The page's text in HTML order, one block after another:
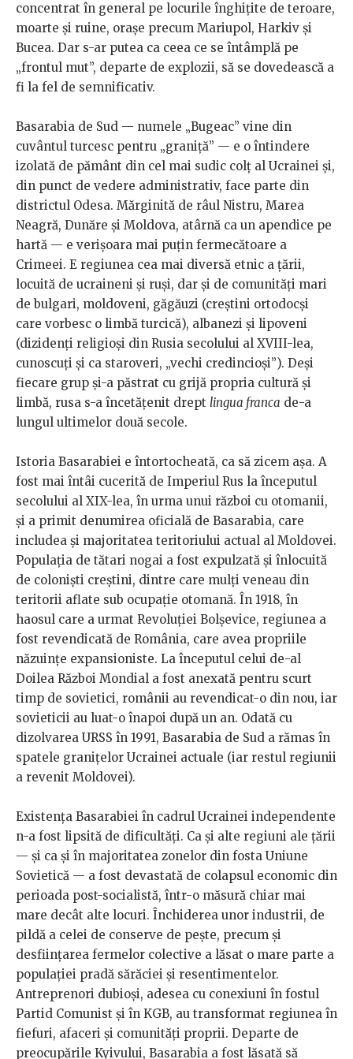
concentrat în general pe locurile înghițite de teroare,
moarte și ruine, orașe precum Mariupol, Harkiv și
Bucea. Dar s-ar putea ca ceea ce se întâmplă pe
„frontul mut”, departe de explozii, să se dovedească a
fi la fel de semnificativ.
Basarabia de Sud — numele „Bugeac” vine din
cuvântul turcesc pentru „graniță” — e o întindere
izolată de pământ din cel mai sudic colț al Ucrainei și,
din punct de vedere administrativ, face parte din
districtul Odesa. Mărginită de râul Nistru, Marea
Neagră, Dunăre și Moldova, atârnă ca un apendice pe
hartă — e verișoara mai puțin fermecătoare a
Crimeei. E regiunea cea mai diversă etnic a țării,
locuită de ucraineni și ruși, dar și de comunități mari
de bulgari, moldoveni, găgăuzi (creștini ortodocși
care vorbesc o limbă turcică), albanezi și lipoveni
(dizidenți religioși din Rusia secolului al XVIII-lea,
cunoscuți și ca staroveri, „vechi credincioși”). Deși
fiecare grup și-a păstrat cu grijă propria cultură și
limbă, rusa s-a încetățenit drept lingua franca de-a
lungul ultimelor două secole.
Istoria Basarabiei e întortocheată, ca să zicem așa. A
fost mai întâi cucerită de Imperiul Rus la începutul
secolului al XIX-lea, în urma unui război cu otomanii,
și a primit denumirea oficială de Basarabia, care
includea și majoritatea teritoriului actual al Moldovei.
Populația de tătari nogai a fost expulzată și înlocuită
de coloniști creștini, dintre care mulți veneau din
teritorii aflate sub ocupație otomană. În 1918, în
haosul care a urmat Revoluției Bolșevice, regiunea a
fost revendicată de România, care avea propriile
năzuințe expansioniste. La începutul celui de-al
Doilea Război Mondial a fost anexată pentru scurt
timp de sovietici, românii au revendicat-o din nou, iar
sovieticii au luat-o înapoi după un an. Odată cu
dizolvarea URSS în 1991, Basarabia de Sud a rămas în
spatele granițelor Ucrainei actuale (iar restul regiunii
a revenit Moldovei).
Existența Basarabiei în cadrul Ucrainei independente
n-a fost lipsită de dificultăți. Ca și alte regiuni ale țării
— și ca și în majoritatea zonelor din fosta Uniune
Sovietică — a fost devastată de colapsul economic din
perioada post-socialistă, într-o măsură chiar mai
mare decât alte locuri. Închiderea unor industrii, de
pildă a celei de conserve de pește, precum și
desființarea fermelor colective a lăsat o mare parte a
populației pradă sărăciei și resentimentelor.
Antreprenori dubioși, adesea cu conexiuni în fostul
Partid Comunist și în KGB, au transformat regiunea în
fiefuri, afaceri și comunități proprii. Departe de
preocupările Kyivului, Basarabia a fost lăsată să